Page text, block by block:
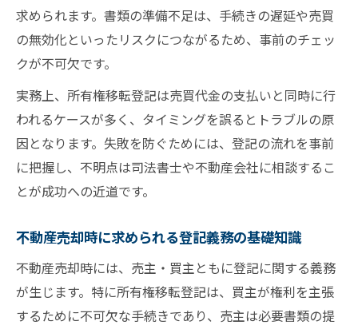
不動産売却時に登記しない場合の注意点ま
不動産売却で起きる登記トラブル事例と解
決法
司法書士依頼と自分で手続きする違い比較
不動産売却で司法書士に登記依頼するメリ
自分で登記手続きを行う場合の注意点と比
較
所有権移転登記の依頼と自力手続きの違い
不動産売却時の登記費用と依頼時の費用差
求められます。書類の準備不足は、手続きの遅延や売買
の無効化といったリスクにつながるため、事前のチェッ
クが不可欠です。
実務上、所有権移転登記は売買代金の支払いと同時に行
われるケースが多く、タイミングを誤るとトラブルの原
因となります。失敗を防ぐためには、登記の流れを事前
に把握し、不明点は司法書士や不動産会社に相談するこ
とが成功への近道です。
不動産売却時に求められる登記義務の基礎知識
不動産売却時には、売主・買主ともに登記に関する義務
が生じます。特に所有権移転登記は、買主が権利を主張
するために不可欠な手続きであり、売主は必要書類の提